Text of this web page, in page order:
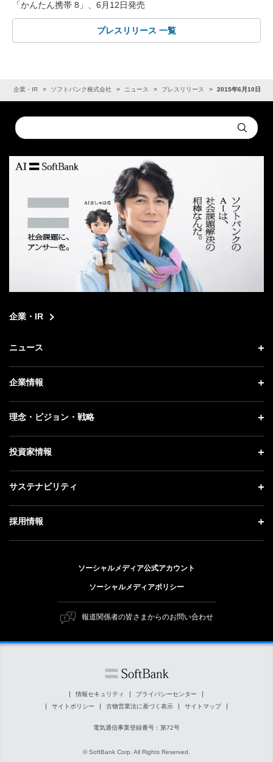
「かんたん携帯 8」、6月12日発売
プレスリリース 一覧
企業・IR ソフトバンク株式会社 ニュース プレスリリース 2015年6月10日
Conduct
a
Submit
企業・IR
ニュース
ニュース トップ
プレスリリース
更新情報
企業情報
企業情報 トップ
社長メッセージ
事業紹介
理念・ビジョン・戦略
理念・ビジョン・戦略 トップ
成長戦略「Activate AI for Society」
人材戦略
投資家情報
投資家情報 トップ
経営方針
サステナビリティ
サステナビリティ トップ
トップメッセージ
ESG方針・体制
マテリアリティ（重要課題）
ESGの主な取り組み
外部評価・イニシアチブ
採用情報
キャリア採用
障がい者採用
ソーシャルメディア公式アカウント
ソーシャルメディアポリシー
報道関係者の皆さまからのお問い合わせ
情報セキュリティ
プライバシーセンター
サイトポリシー
古物営業法に基づく表示 サイトマップ
電気通信事業登録番号：第72号
© SoftBank Corp. All Rights Reserved.